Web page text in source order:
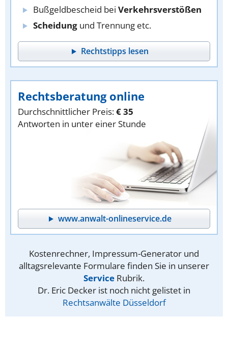
Bußgeldbescheid bei Verkehrsverstößen
Scheidung und Trennung etc.
Rechtstipps lesen
Rechtsberatung online
Durchschnittlicher Preis:€ 35
Antworten in unter einer Stunde
www.anwalt-onlineservice.de
Kostenrechner, Impressum-Generator und
alltagsrelevante Formulare finden Sie in unserer
Service Rubrik.
Dr. Eric Decker ist noch nicht gelistet in
Rechtsanwälte Düsseldorf